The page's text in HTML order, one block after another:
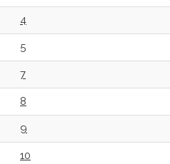
4
5
7
8
9
10